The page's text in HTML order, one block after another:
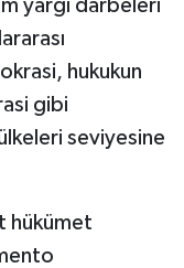
yargı darbeleri
hukukun
gibi
seviyesine
hükümet